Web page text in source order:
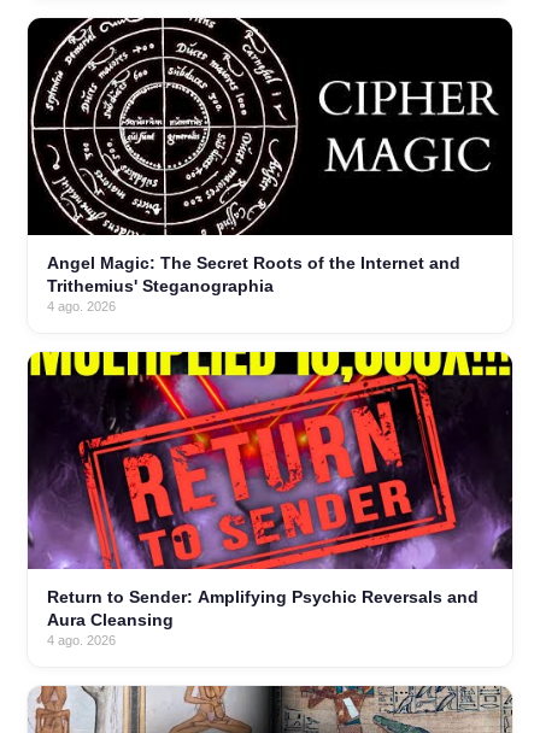
Angel Magic: The Secret Roots of the Internet and
Trithemius' Steganographia
4 ago. 2026
Return to Sender: Amplifying Psychic Reversals and
Aura Cleansing
4 ago. 2026